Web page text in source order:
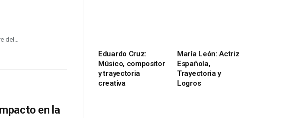
del…
en la
Eduardo Cruz:
Músico, compositor
y trayectoria
creativa
María León: Actriz
Española,
Trayectoria y
Logros